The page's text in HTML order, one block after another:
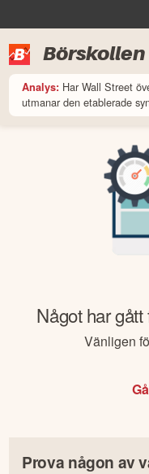
Börskollen
Analys: Har Wall Street
utmanar den etablerade
Något har
Vänligen
Prova någon av